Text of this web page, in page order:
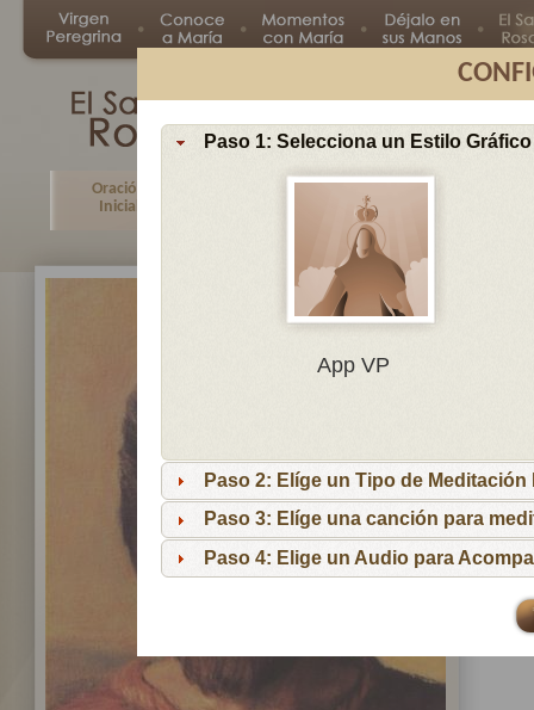
Paso 1: Selecciona un Estilo Gráfico
App VP
Paso 2: Elíge un Tipo de Meditación
Paso 3: Elíge una canción para
Paso 4: Elige un Audio para
Oración
Inicial
Misterio